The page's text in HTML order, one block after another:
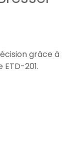
grâce à
201.